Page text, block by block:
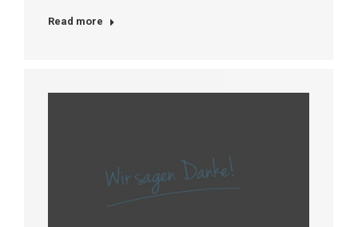
Read more